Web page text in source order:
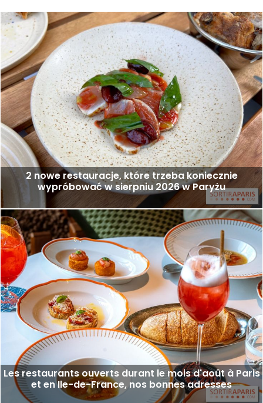
2 nowe restauracje, które trzeba koniecznie
wypróbować w sierpniu 2026 w Paryżu
Les restaurants ouverts durant le mois d'août à Paris
et en Ile-de-France, nos bonnes adresses